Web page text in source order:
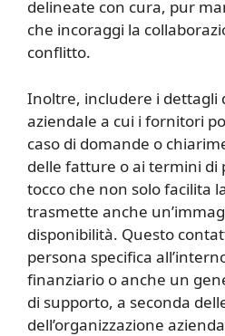
delineate con cura, pur
che incoraggi la
conflitto.
Inoltre, includere i dettagli
aziendale a cui i fornitori
caso di domande o
delle fatture o ai termini di
tocco che non solo facilita
trasmette anche
disponibilità. Questo
persona specifica
finanziario o anche un
di supporto, a seconda
dell’organizzazione